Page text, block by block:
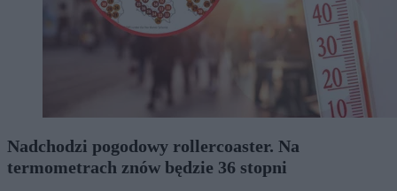
Nadchodzi pogodowy rollercoaster. Na
termometrach znów będzie 36 stopni